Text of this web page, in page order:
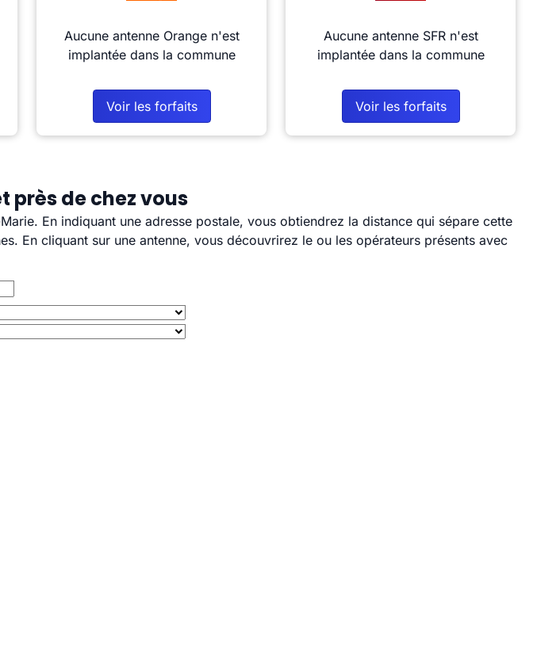
Aucune antenne Orange n'est
implantée dans la commune
Voir les forfaits
Aucune antenne SFR n'est
implantée dans la commune
Voir les forfaits
près de chez vous
En indiquant une adresse postale, vous obtiendrez la distance qui sépare cette
En cliquant sur une antenne, vous découvrirez le ou les opérateurs présents avec